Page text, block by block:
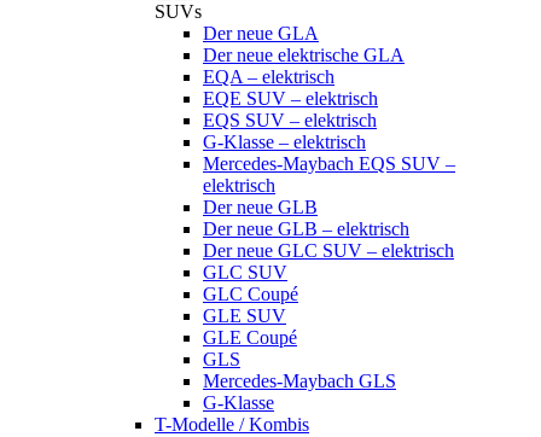
SUVs
Der neue GLA
Der neue elektrische GLA
EQA – elektrisch
EQE SUV – elektrisch
EQS SUV – elektrisch
G-Klasse – elektrisch
Mercedes-Maybach EQS SUV –
elektrisch
Der neue GLB
Der neue GLB – elektrisch
Der neue GLC SUV – elektrisch
GLC SUV
GLC Coupé
GLE SUV
GLE Coupé
GLS
Mercedes-Maybach GLS
G-Klasse
T-Modelle / Kombis